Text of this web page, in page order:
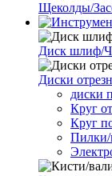
Щеколды/
Диск шлиф/
Диски
диски
Круг
Круг
Пилки/